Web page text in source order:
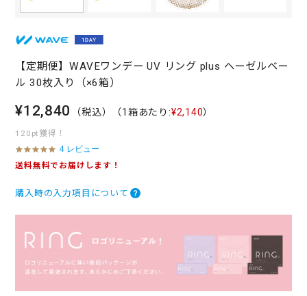
【定期便】WAVEワンデー UV リング plus ヘーゼルベー
ル 30枚入り（×6箱）
¥12,840 （税込） （1箱あたり:¥2,140）
120pt獲得！
5
.
t
r
i
n
g
4 レビュー
送料無料でお届けします！
購入時の入力項目について